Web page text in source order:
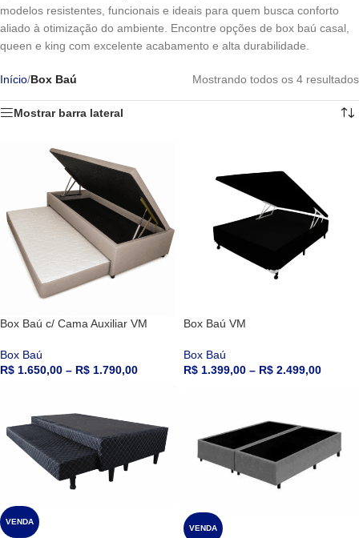
modelos resistentes, funcionais e ideais para quem busca conforto
aliado à otimização do ambiente. Encontre opções de box baú casal,
queen e king com excelente acabamento e alta durabilidade.
Início/Box Baú Mostrando todos os 4 resultados
Mostrar barra lateral
Box Baú c/ Cama Auxiliar VM
Box Baú
R$ 1.650,00 – R$ 1.790,00
Box Baú VM
Box Baú
R$ 1.399,00 – R$ 2.499,00
VENDA
VENDA